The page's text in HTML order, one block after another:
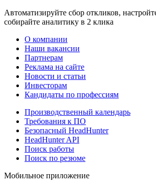
Автоматизируйте сбор откликов,
собирайте аналитику в 2 клика
О компании
Наши вакансии
Партнерам
Реклама на сайте
Новости и статьи
Инвесторам
Кандидаты по профессиям
Производственный календарь
Требования к ПО
Безопасный HeadHunter
HeadHunter API
Поиск работы
Поиск по резюме
Мобильное приложение